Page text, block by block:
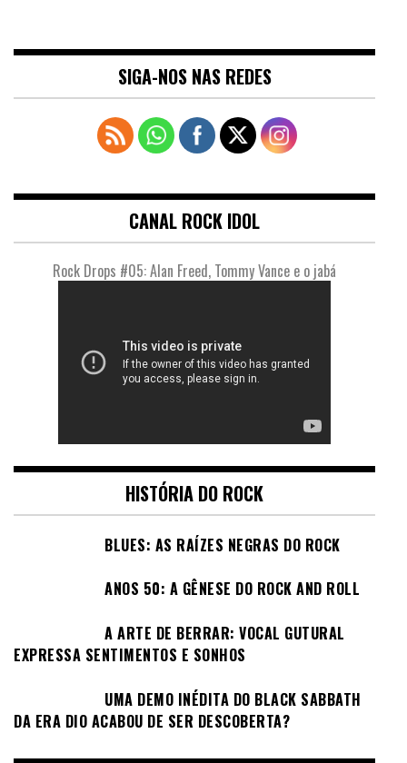
SIGA-NOS NAS REDES
CANAL ROCK IDOL
Rock Drops #05: Alan Freed, Tommy Vance e o jabá
HISTÓRIA DO ROCK
BLUES: AS RAÍZES NEGRAS DO ROCK
ANOS 50: A GÊNESE DO ROCK AND ROLL
A ARTE DE BERRAR: VOCAL GUTURAL
EXPRESSA SENTIMENTOS E SONHOS
UMA DEMO INÉDITA DO BLACK SABBATH
DA ERA DIO ACABOU DE SER DESCOBERTA?